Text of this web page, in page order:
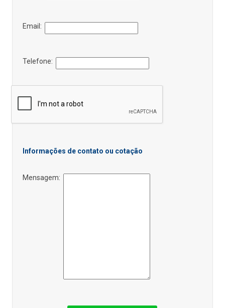
Email:
Telefone:
Informações de contato ou cotação
Mensagem: